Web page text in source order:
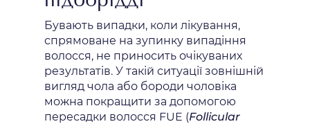
Бувають випадки, коли лікування,
спрямоване на зупинку випадіння
волосся, не приносить очікуваних
результатів. У такій ситуації зовнішній
вигляд чола або бороди чоловіка
можна покращити за допомогою
пересадки волосся FUE (Follicular